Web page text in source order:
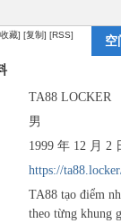
藏] [复制] [RSS] 空
TA88 LOCKER
男
1999 年 12 月 2
https://
TA88 tạo điểm
theo từng khung